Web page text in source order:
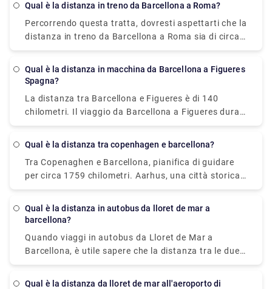
Qual è la distanza in treno da Barcellona a Roma?
Percorrendo questa tratta, dovresti aspettarti che la
distanza in treno da Barcellona a Roma sia di circa
859 km.
Qual è la distanza in macchina da Barcellona a Figueres
Spagna?
La distanza tra Barcellona e Figueres è di 140
chilometri. Il viaggio da Barcellona a Figueres dura
circa 1h 28min.
Qual è la distanza tra copenhagen e barcellona?
Tra Copenaghen e Barcellona, pianifica di guidare
per circa 1759 chilometri. Aarhus, una città storica
sulla costa orientale dello Jutland (penisola
di un giorno più popolari da Copenaghen.
Qual è la distanza in autobus da lloret de mar a
barcellona?
Quando viaggi in autobus da Lloret de Mar a
Barcellona, è utile sapere che la distanza tra le due
città è di circa 66 chilometri. Non esitare a visitare il
Qual è la distanza da lloret de mar all'aeroporto di